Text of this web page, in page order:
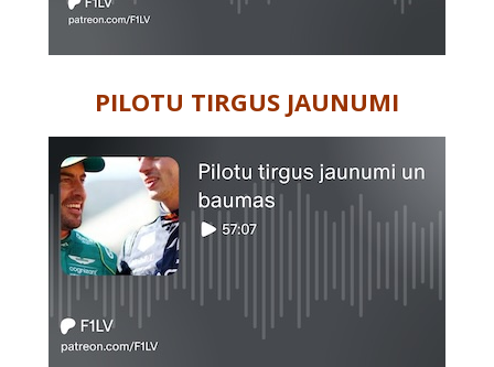
PILOTU TIRGUS JAUNUMI